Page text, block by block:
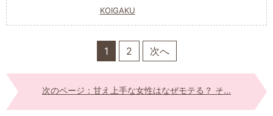
KOIGAKU
1 2 次へ
次のページ：甘え上手な女性はなぜモテる？ そ...